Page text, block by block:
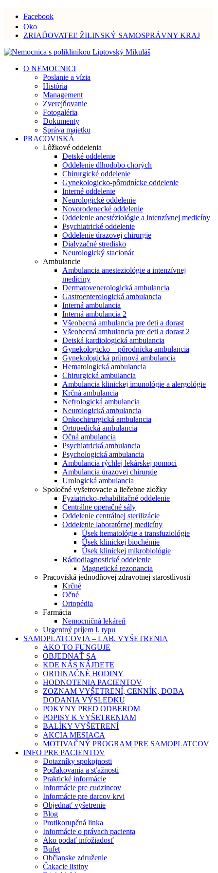
Facebook
Oko
ZRIAĎOVATEĽ ŽILINSKÝ SAMOSPRÁVNY KRAJ
O NEMOCNICI
Poslanie a vízia
História
Management
Zverejňovanie
Fotogaléria
Dokumenty
Správa majetku
PRACOVISKÁ
Lôžkové oddelenia
Detské oddelenie
Oddelenie dlhodobo chorých
Chirurgické oddelenie
Gynekologicko-pôrodnícke oddelenie
Interné oddelenie
Neurologické oddelenie
Novorodenecké oddelenie
Oddelenie anestéziológie a intenzívnej medicíny
Psychiatrické oddelenie
Oddelenie úrazovej chirurgie
Dialyzačné stredisko
Neurologický stacionár
Ambulancie
Ambulancia anesteziológie a intenzívnej
medicíny
Dermatovenerologická ambulancia
Gastroenterologická ambulancia
Interná ambulancia
Interná ambulancia 2
Všeobecná ambulancia pre deti a dorast
Všeobecná ambulancia pre deti a dorast 2
Detská kardiologická ambulancia
Gynekologicko – pôrodnícka ambulancia
Gynekologická príjmová ambulancia
Hematologická ambulancia
Chirurgická ambulancia
Ambulancia klinickej imunológie a alergológie
Krčná ambulancia
Nefrologická ambulancia
Neurologická ambulancia
Onkochirurgická ambulancia
Ortopedická ambulancia
Očná ambulancia
Psychiatrická ambulancia
Psychologická ambulancia
Ambulancia rýchlej lekárskej pomoci
Ambulancia úrazovej chirurgie
Urologická ambulancia
Spoločné vyšetrovacie a liečebne zložky
Fyziatricko-rehabilitačné oddelenie
Centrálne operačné sály
Oddelenie centrálnej sterilizácie
Oddelenie laboratórnej medicíny
Úsek hematológie a transfuziológie
Úsek klinickej biochémie
Úsek klinickej mikrobiológie
Rádiodiagnostické oddelenie
Magnetická rezonancia
Pracoviská jednodňovej zdravotnej starostlivosti
Krčné
Očné
Ortopédia
Farmácia
Nemocničná lekáreň
Urgentný príjem I. typu
SAMOPLATCOVIA – LAB. VYŠETRENIA
AKO TO FUNGUJE
OBJEDNAŤ SA
KDE NÁS NÁJDETE
ORDINAČNÉ HODINY
HODNOTENIA PACIENTOV
ZOZNAM VYŠETRENÍ, CENNÍK, DOBA
DODANIA VÝSLEDKU
POKYNY PRED ODBEROM
POPISY K VYŠETRENIAM
BALÍKY VYŠETRENÍ
AKCIA MESIACA
MOTIVAČNÝ PROGRAM PRE SAMOPLATCOV
INFO PRE PACIENTOV
Dotazníky spokojnosti
Poďakovania a sťažnosti
Praktické informácie
Informácie pre cudzincov
Informácie pre darcov krvi
Objednať vyšetrenie
Blog
Protikorupčná linka
Informácie o právach pacienta
Ako podať infožiadosť
Bufet
Občianske združenie
Čakacie listiny